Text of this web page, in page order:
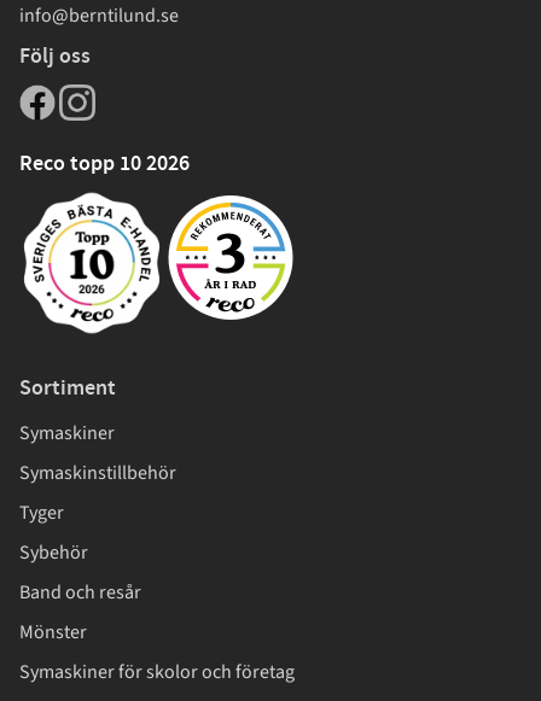
info@berntilund.se
Följ oss
Reco topp 10 2026
Sortiment
Symaskiner
Symaskinstillbehör
Tyger
Sybehör
Band och resår
Mönster
Symaskiner för skolor och företag